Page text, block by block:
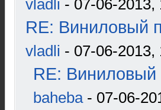
vladli - 07-06-2013,
RE: Виниловый
vladli - 07-06-2013,
RE: Виниловый
baheba- 07-06-